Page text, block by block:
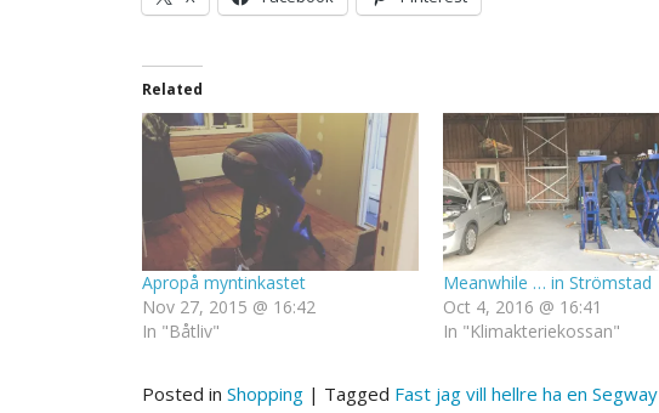
Related
Apropå myntinkastet
Nov 27, 2015 @ 16:42
In "Båtliv"
Meanwhile … in Strömstad
Oct 4, 2016 @ 16:41
In "Klimakteriekossan"
Posted in Shopping | Tagged Fast jag vill hellre ha en Segway